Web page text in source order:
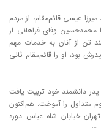
عیسی قائم‌مقام، از مردم
محمدحسین وفای فراهانی از
تن از آنان به خدمات مهم
بود، او را قائم‌مقام ثانی
نظر پدر دانشمند خود تربیت یافت
متداول را آموخت. هم‌اکنون
خیابان شاه عباس دوره